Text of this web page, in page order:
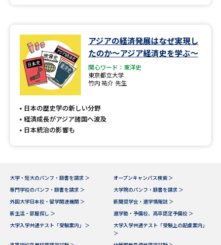
データサイエンス特集 奨学金・特待生制度特集
デジタルパンフレット 進路の３択
新学年スタート号特集ページ
（高3生用）
SELFBRAND特集ページ
オープンキャンパス検索 実施プログラムから探す
来場型・Web型イベント特集 夢ナビライブ
アジアの経済発展はなぜ実現し
たのか～アジア経済史を学ぶ～
関心ワード：東洋史
東京都立大学
竹内 祐介 先生
日本の歴史学の新しい分野
経済成長がアジア諸国へ波及
日本統治の影響も
大学・短大のパンフ・願書を請求 ＞
オープンキャンパス検索 ＞
専門学校のパンフ・願書を請求 ＞
大学院のパンフ・願書を請求 ＞
外国大学日本校・留学関連機関 ＞
新聞奨学会・進学情報誌 ＞
新生活・部屋探し ＞
進学塾・予備校、高卒認定予備校 ＞
大学入学共通テスト「受験案内」 ＞
大学入学共通テスト「受験上の配慮案内」
＞